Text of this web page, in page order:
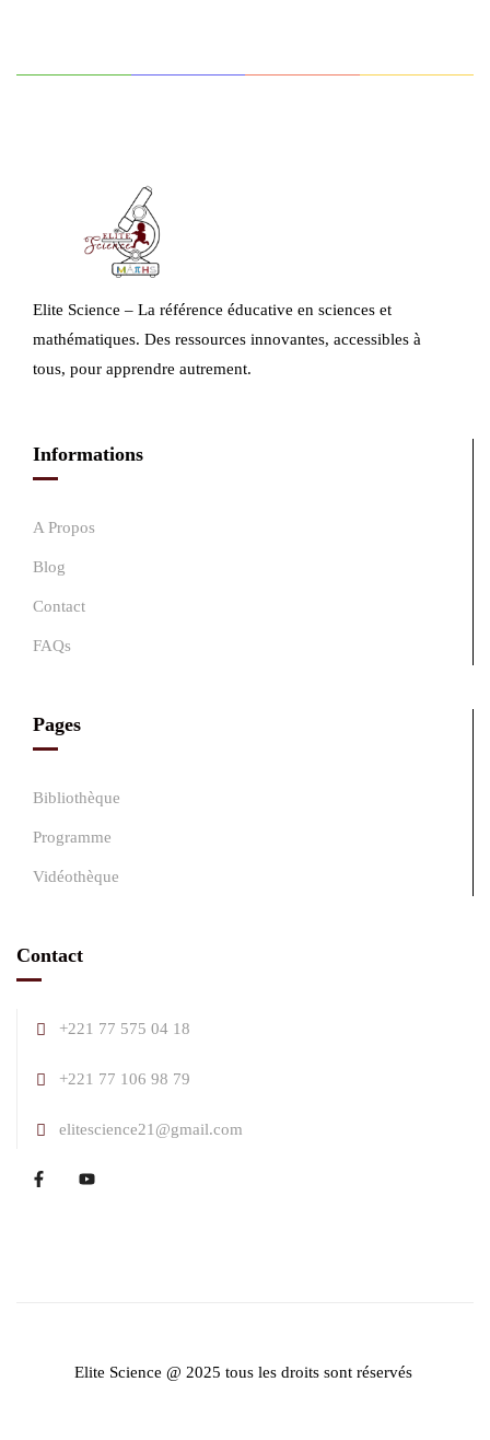
Elite Science – La référence éducative en sciences et
mathématiques. Des ressources innovantes, accessibles à
tous, pour apprendre autrement.
Informations
A Propos
Blog
Contact
FAQs
Pages
Bibliothèque
Programme
Vidéothèque
Contact
+221 77 575 04 18
+221 77 106 98 79
elitescience21@gmail.com
Elite Science @ 2025 tous les droits sont réservés